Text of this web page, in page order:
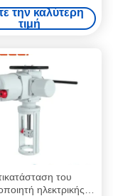
ISO5210 Thrust
για βαλβίδα/
HVAC
την καλύτερη
τιμή
του
ηλεκτρικής